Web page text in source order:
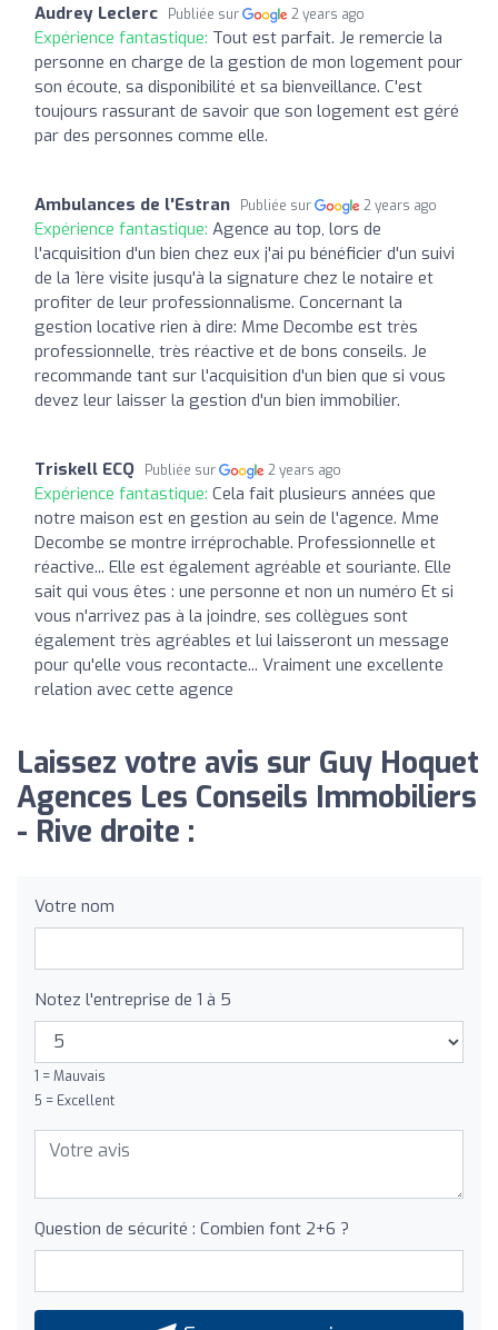
Audrey Leclerc Publiée sur 2 years ago
Expérience fantastique: Tout est parfait. Je remercie la
personne en charge de la gestion de mon logement pour
son écoute, sa disponibilité et sa bienveillance. C'est
toujours rassurant de savoir que son logement est géré
par des personnes comme elle.
Ambulances de l'Estran Publiée sur 2 years ago
Expérience fantastique: Agence au top, lors de
l'acquisition d'un bien chez eux j'ai pu bénéficier d'un suivi
de la 1ère visite jusqu'à la signature chez le notaire et
profiter de leur professionnalisme. Concernant la
gestion locative rien à dire: Mme Decombe est très
professionnelle, très réactive et de bons conseils. Je
recommande tant sur l'acquisition d'un bien que si vous
devez leur laisser la gestion d'un bien immobilier.
Triskell ECQ Publiée sur 2 years ago
Expérience fantastique: Cela fait plusieurs années que
notre maison est en gestion au sein de l'agence. Mme
Decombe se montre irréprochable. Professionnelle et
réactive... Elle est également agréable et souriante. Elle
sait qui vous êtes : une personne et non un numéro Et si
vous n'arrivez pas à la joindre, ses collègues sont
également très agréables et lui laisseront un message
pour qu'elle vous recontacte... Vraiment une excellente
relation avec cette agence
Laissez votre avis sur Guy Hoquet
Agences Les Conseils Immobiliers
- Rive droite :
Votre nom
Notez l'entreprise de 1 à 5
1 = Mauvais
5 = Excellent
Question de sécurité : Combien font 2+6 ?